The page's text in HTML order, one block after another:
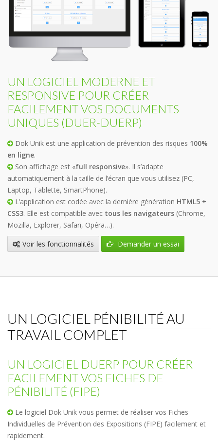
UN LOGICIEL MODERNE ET
RESPONSIVE POUR CRÉER
FACILEMENT VOS DOCUMENTS
UNIQUES (DUER-DUERP)
Dok Unik est une application de prévention des risques 100%
en ligne.
Son affichage est «full responsive». Il s’adapte
automatiquement à la taille de l’écran que vous utilisez (PC,
Laptop, Tablette, SmartPhone).
L’application est codée avec la dernière génération HTML5 +
CSS3. Elle est compatible avec tous les navigateurs (Chrome,
Mozilla, Explorer, Safari, Opéra…).
Voir les fonctionnalités Demander un essai
UN LOGICIEL PÉNIBILITÉ AU
TRAVAIL COMPLET
UN LOGICIEL DUERP POUR CRÉER
FACILEMENT VOS FICHES DE
PÉNIBILITÉ (FIPE)
Le logiciel Dok Unik vous permet de réaliser vos Fiches
Individuelles de Prévention des Expositions (FIPE) facilement et
rapidement.